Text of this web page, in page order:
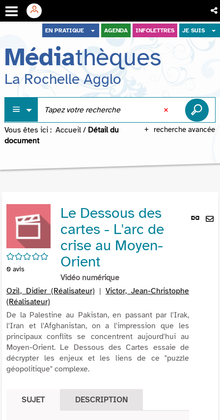
menu
contenu
recherche
EN PRATIQUE AGENDA INFOLETTRES JE SUIS
Médiathèques
La Rochelle Agglo
recherche avancée
Vous êtes ici : Accueil / Détail du
document
Lien
/5
0 avis
Le Dessous des
cartes - L'arc de
crise au Moyen-
Orient
Vidéo numérique
Ozil, Didier (Réalisateur) | Victor, Jean-Christophe
(Réalisateur)
De la Palestine au Pakistan, en passant par l'Irak,
l'Iran et l'Afghanistan, on a l'impression que les
principaux conflits se concentrent aujourd'hui au
Moyen-Orient. Le Dessous des Cartes essaie de
décrypter les enjeux et les liens de ce "puzzle
géopolitique" complexe.
SUJET DESCRIPTION